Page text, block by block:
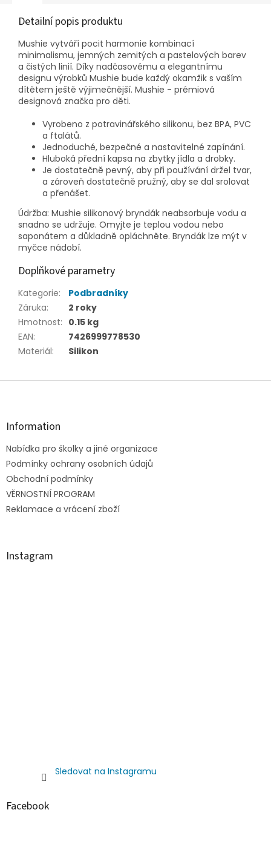
Detailní popis produktu
Mushie vytváří pocit harmonie kombinací
minimalismu, jemných zemitých a pastelových barev
a čistých linií. Díky nadčasovému a elegantnímu
designu výrobků Mushie bude každý okamžik s vaším
dítětem ještě výjimečnější. Mushie - prémiová
designová značka pro děti.
Vyrobeno z potravinářského silikonu, bez BPA, PVC
a ftalátů.
Jednoduché, bezpečné a nastavitelné zapínání.
Hluboká přední kapsa na zbytky jídla a drobky.
Je dostatečně pevný, aby při používání držel tvar,
a zároveň dostatečně pružný, aby se dal srolovat
a přenášet.
Údržba: Mushie silikonový bryndák neabsorbuje vodu a
snadno se udržuje. Omyjte je teplou vodou nebo
saponátem a důkladně opláchněte. Bryndák lze mýt v
myčce nádobí.
Doplňkové parametry
Kategorie:
Podbradníky
Záruka:
2 roky
Hmotnost: 0.15 kg
EAN:
7426999778530
Materiál: Silikon
Z
Information
Nabídka pro školky a jiné organizace
Podmínky ochrany osobních údajů
Obchodní podmínky
VĚRNOSTNÍ PROGRAM
Reklamace a vrácení zboží
Instagram
Sledovat na Instagramu
Facebook